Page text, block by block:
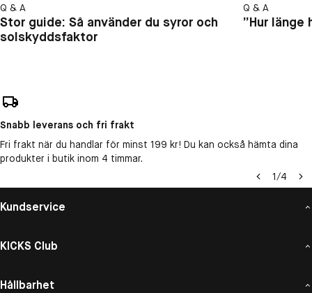
Q & A
Stor guide: Så använder du syror och
solskyddsfaktor
Q & A
”Hur länge
Snabb leverans och fri frakt
Fri frakt när du handlar för minst 199 kr! Du kan också hämta dina
produkter i butik inom 4 timmar.
1/4
Kundservice
KICKS Club
Hållbarhet